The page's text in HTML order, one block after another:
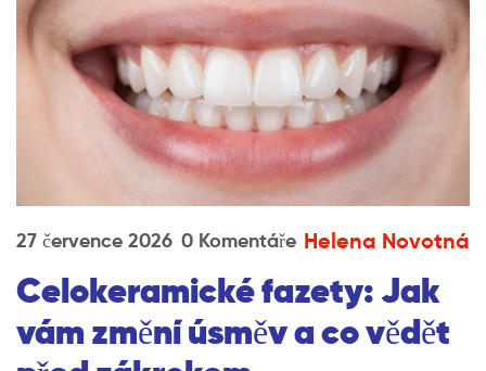
27 července 2026 0 Komentáře Helena Novotná
Celokeramické fazety: Jak
vám změní úsměv a co vědět